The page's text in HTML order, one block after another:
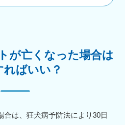
が亡くなった場合は
ればいい？
合は、狂犬病予防法により30日